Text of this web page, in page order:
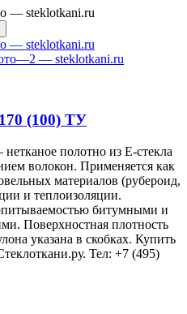
(100) ТУ
полотно из E-стекла
волокон. Применяется как
материалов (рубероид,
и теплоизоляции.
битумными и
Поверхностная плотность
указана в скобках. Купить
Тел: +7 (495)